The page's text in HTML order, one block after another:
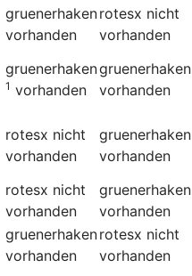
gruenerhaken
vorhanden
rotesx nicht
vorhanden
gruenerhaken
1 vorhanden
gruenerhaken
vorhanden
rotesx nicht
vorhanden
gruenerhaken
vorhanden
rotesx nicht
vorhanden
gruenerhaken
vorhanden
gruenerhaken
vorhanden
rotesx nicht
vorhanden